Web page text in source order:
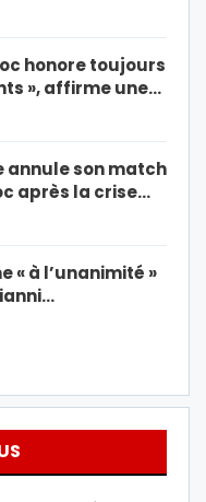
honore toujours
», affirme une…
annule son match
après la crise…
« à l’unanimité »